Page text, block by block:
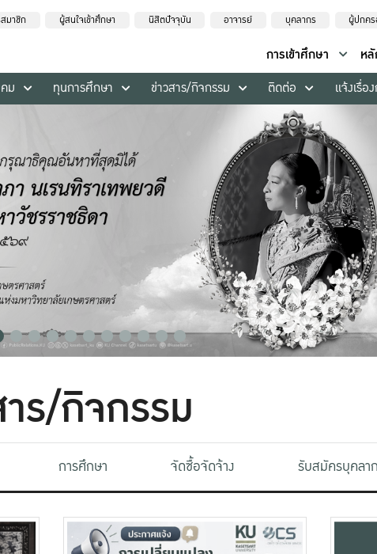
มาชิก ผู้สนใจเข้าศึกษา นิสิตปัจจุบัน อาจารย์ บุคลากร ผู้ปกค
การเข้าศึกษา ห
ม ทุนการศึกษา ข่าวสาร/กิจกรรม ติดต่อ แจ้งเรื่อ
ร/กิจกรรม
การศึกษา จัดซื้อจัดจ้าง รับสมัครบุคลา